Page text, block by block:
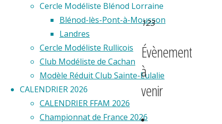
Cercle Modéliste Blénod Lorraine
Blénod-lès-Pont-à-Mousson
Landres
Cercle Modéliste Rullicois
Club Modéliste de Cachan
Modèle Réduit Club Sainte-Eulalie
CALENDRIER 2026
CALENDRIER FFAM 2026
Championnat de France 2026
123
Évènement
à
venir